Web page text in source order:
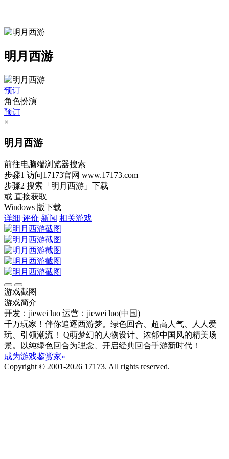
明月西游
预订
角色扮演
预订
×
明月西游
前往电脑端浏览器搜索
步骤1 访问17173官网 www.17173.com
步骤2 搜索 「明月西游」 下载
或 直接获取
Windows 版下载
详细 评价 新闻 相关游戏
游戏截图
游戏简介
开发：jiewei luo 运营：jiewei luo(中国)
千万玩家！伴你追逐西游梦。绿色回合、超高人气、人人爱
玩、引领潮流！ Q萌梦幻的人物设计、浓郁中国风的精美场
景。以纯绿色回合为理念、开启经典回合手游新时代！
成为游戏鉴赏家»
Copyright © 2001-2026 17173. All rights reserved.